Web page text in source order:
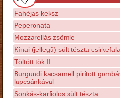
Fahéjas keksz
Peperonata
Mozzarellás zsömle
Kínai (jellegű) sült tészta
Töltött tök II.
Burgundi kacsamell pirított
lapcsánkával
Sonkás-karfiolos sült tészta